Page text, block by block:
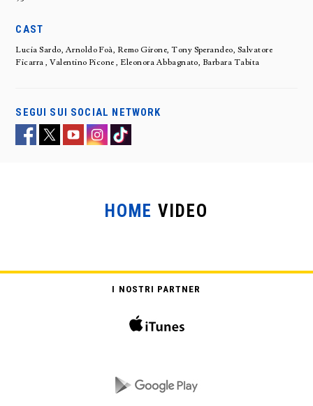
CAST
Lucia Sardo, Arnoldo Foà, Remo Girone, Tony Sperandeo, Salvatore
Ficarra , Valentino Picone , Eleonora Abbagnato, Barbara Tabita
SEGUI SUI SOCIAL NETWORK
HOME VIDEO
I NOSTRI PARTNER